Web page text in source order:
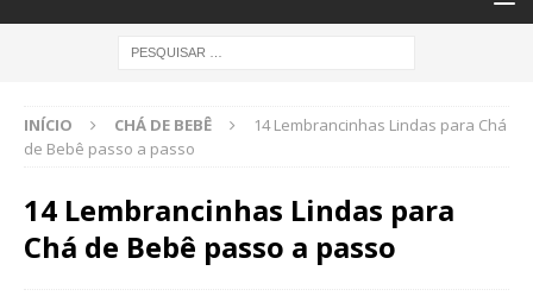
INÍCIO CHÁ DE BEBÊ
14 Lembrancinhas Lindas para Chá
de Bebê passo a passo
14 Lembrancinhas Lindas para
Chá de Bebê passo a passo